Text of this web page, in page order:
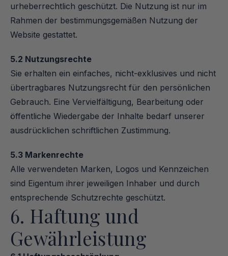
urheberrechtlich geschützt. Die Nutzung ist nur im
Rahmen der bestimmungsgemäßen Nutzung der
Website gestattet.
5.2 Nutzungsrechte
Sie erhalten ein einfaches, nicht-exklusives und nicht
übertragbares Nutzungsrecht für den persönlichen
Gebrauch. Eine Vervielfältigung, Bearbeitung oder
öffentliche Wiedergabe der Inhalte bedarf unserer
ausdrücklichen schriftlichen Zustimmung.
5.3 Markenrechte
Alle verwendeten Marken, Logos und Kennzeichen
sind Eigentum ihrer jeweiligen Inhaber und durch
entsprechende Schutzrechte geschützt.
6. Haftung und
Gewährleistung